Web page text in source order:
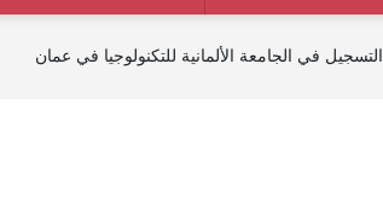
التسجيل في الجامعة الألمانية للتكنولوجيا في عمان